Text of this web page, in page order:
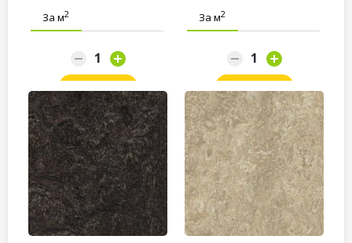
За м2
Заказать
За м2
Заказать